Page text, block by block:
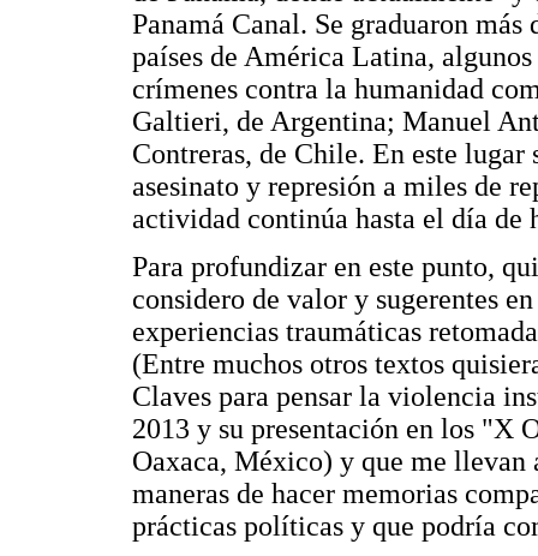
Panamá Canal. Se graduaron
países de América Latina,
crímenes contra la humanidad
Galtieri, de Argentina; Manuel
Contreras, de Chile. En este
asesinato y represión a miles de
actividad continúa hasta el día de
Para profundizar en este punto,
considero de valor y sugerentes
experiencias traumáticas
(Entre muchos otros textos
Claves para pensar la violencia
2013 y su presentación en los "X
Oaxaca, México) y que me llevan
maneras de hacer memorias
prácticas políticas y que podría